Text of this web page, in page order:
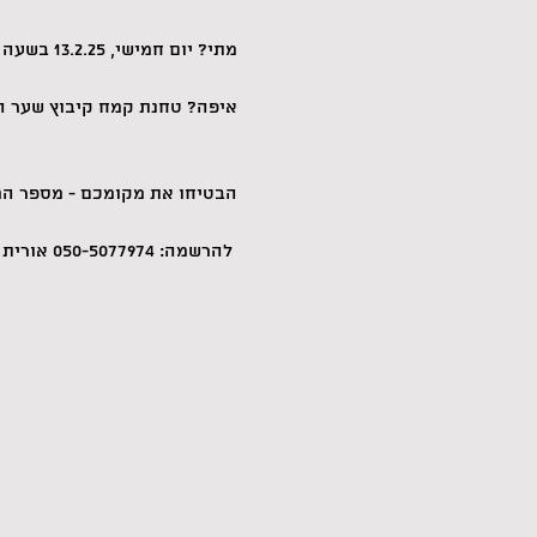
מתי? יום חמישי, 13.2.25 בשעה 19:30
איפה? טחנת קמח קיבוץ שער
הבטיחו את מקומכם - מספר
להרשמה: 050-5077974 אורית